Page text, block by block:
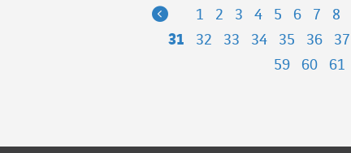
Previous
1 2 3 4 5 6 7 8
31
32 33 34 35 36 37
59
60 61